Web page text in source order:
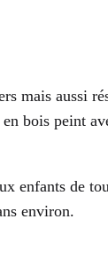
mais aussi
bois peint
enfants de
environ.